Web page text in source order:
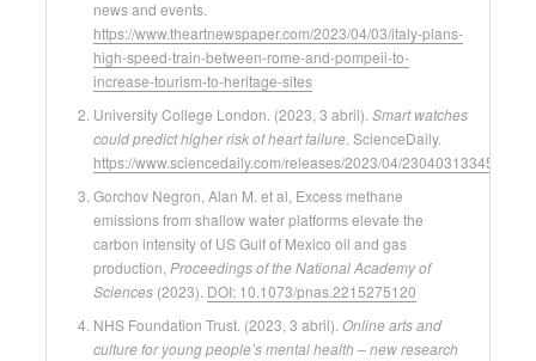
news and events.
https://www.theartnewspaper.com/2023/04/03/italy-plans-
high-speed-train-between-rome-and-pompeii-to-
increase-tourism-to-heritage-sites
University College London. (2023, 3 abril). Smart watches
could predict higher risk of heart failure . ScienceDaily.
https://www.sciencedaily.com/releases/2023/04/230403133452.htm
Gorchov Negron, Alan M. et al, Excess methane
emissions from shallow water platforms elevate the
carbon intensity of US Gulf of Mexico oil and gas
production, Proceedings of the National Academy of
Sciences (2023). DOI: 10.1073/pnas.2215275120
NHS Foundation Trust. (2023, 3 abril). Online arts and
culture for young people’s mental health – new research